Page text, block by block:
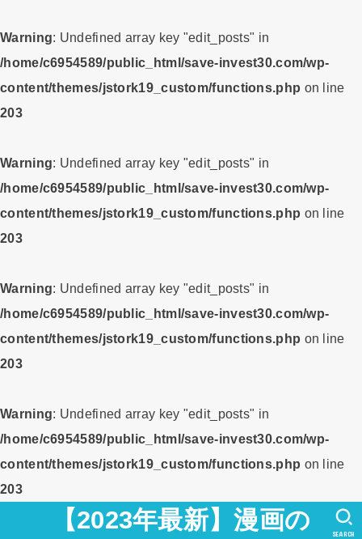
Warning: Undefined array key "edit_posts" in
/home/c6954589/public_html/save-invest30.com/wp-
content/themes/jstork19_custom/functions.php on line
203
Warning: Undefined array key "edit_posts" in
/home/c6954589/public_html/save-invest30.com/wp-
content/themes/jstork19_custom/functions.php on line
203
Warning: Undefined array key "edit_posts" in
/home/c6954589/public_html/save-invest30.com/wp-
content/themes/jstork19_custom/functions.php on line
203
Warning: Undefined array key "edit_posts" in
/home/c6954589/public_html/save-invest30.com/wp-
content/themes/jstork19_custom/functions.php on line
203
【2023年最新】漫画の
SEARCH